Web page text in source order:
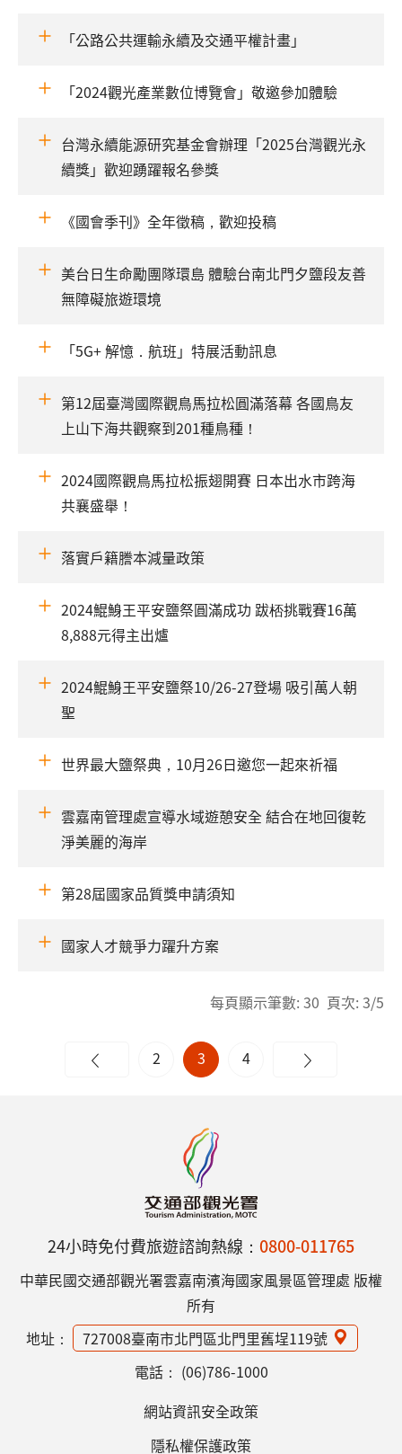
「公路公共運輸永續及交通平權計畫」
「2024觀光產業數位博覽會」敬邀參加體驗
台灣永續能源研究基金會辦理「2025台灣觀光永
續獎」歡迎踴躍報名參獎
《國會季刊》全年徵稿，歡迎投稿
美台日生命勵團隊環島 體驗台南北門夕鹽段友善
無障礙旅遊環境
「5G+ 解憶．航班」特展活動訊息
第12屆臺灣國際觀鳥馬拉松圓滿落幕 各國鳥友
上山下海共觀察到201種鳥種！
2024國際觀鳥馬拉松振翅開賽 日本出水市跨海
共襄盛舉！
落實戶籍謄本減量政策
2024鯤鯓王平安鹽祭圓滿成功 跋桮挑戰賽16萬
8,888元得主出爐
2024鯤鯓王平安鹽祭10/26-27登場 吸引萬人朝
聖
世界最大鹽祭典，10月26日邀您一起來祈福
雲嘉南管理處宣導水域遊憩安全 結合在地回復乾
淨美麗的海岸
第28屆國家品質獎申請須知
國家人才競爭力躍升方案
每頁顯示筆數: 30 頁次: 3/5
2 3 4
24小時免付費旅遊諮詢熱線： 0800-011765
中華民國交通部觀光署雲嘉南濱海國家風景區管理處 版權
所有
地址：
727008臺南市北門區北門里舊埕119號
電話： (06)786-1000
網站資訊安全政策
隱私權保護政策